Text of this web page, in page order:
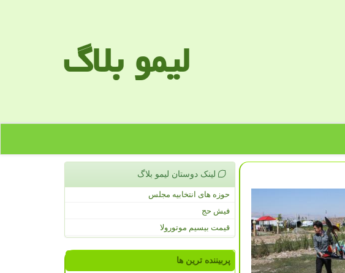
لیمو بلاگ
لینک دوستان لیمو بلاگ
حوزه های انتخابیه مجلس
فیش حج
قیمت بیسیم موتورولا
پربیننده ترین ها